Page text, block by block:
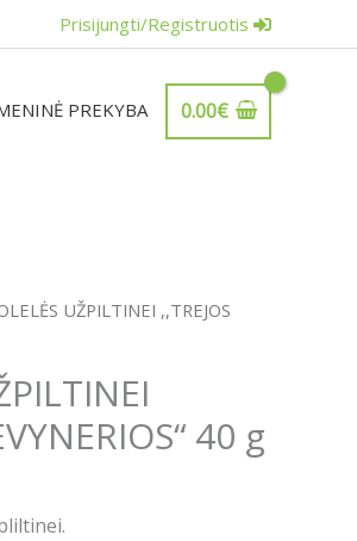
Prisijungti/Registruotis
PREKYBA 0.00€
UŽPILTINEI ,,TREJOS
40 g